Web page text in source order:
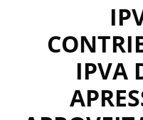
IPVA